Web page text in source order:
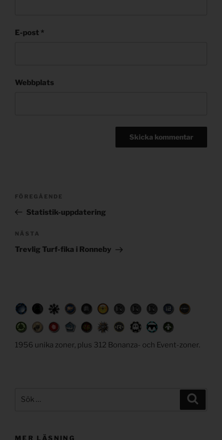
E-post *
Webbplats
Post
Föregående
inlägg
FÖREGÅENDE
Statistik-uppdatering
Nästa
inlägg
NÄSTA
Trevlig Turf-fika i Ronneby
1956 unika zoner, plus 312 Bonanza- och Event-zoner.
MER LÄSNING